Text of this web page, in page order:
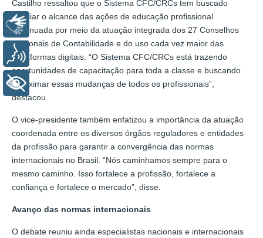
Castilho ressaltou que o Sistema CFC/CRCs tem buscado
ampliar o alcance das ações de educação profissional
continuada por meio da atuação integrada dos 27 Conselhos
Regionais de Contabilidade e do uso cada vez maior das
plataformas digitais. “O Sistema CFC/CRCs está trazendo
oportunidades de capacitação para toda a classe e buscando
aproximar essas mudanças de todos os profissionais”,
destacou.
O vice-presidente também enfatizou a importância da atuação
coordenada entre os diversos órgãos reguladores e entidades
da profissão para garantir a convergência das normas
internacionais no Brasil. “Nós caminhamos sempre para o
mesmo caminho. Isso fortalece a profissão, fortalece a
confiança e fortalece o mercado”, disse.
Avanço das normas internacionais
O debate reuniu ainda especialistas nacionais e internacionais
Voz
+ Acessibilidade